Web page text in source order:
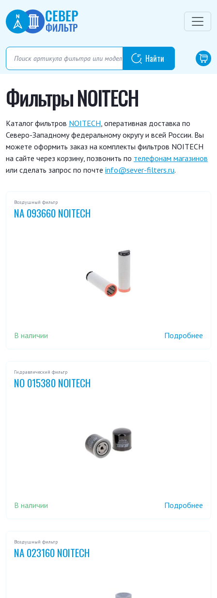
Фильтры NOITECH
Каталог фильтров NOITECH, оперативная доставка по
Северо-Западному федеральному округу и всей России. Вы
можете оформить заказ на комплекты фильтров NOITECH
на сайте через корзину, позвонить по телефонам магазинов
или сделать запрос по почте info@sever-filters.ru.
Воздушный фильтр
NA 093660 NOITECH
В наличии Подробнее
Гидравлический фильтр
NO 015380 NOITECH
В наличии Подробнее
Воздушный фильтр
NA 023160 NOITECH